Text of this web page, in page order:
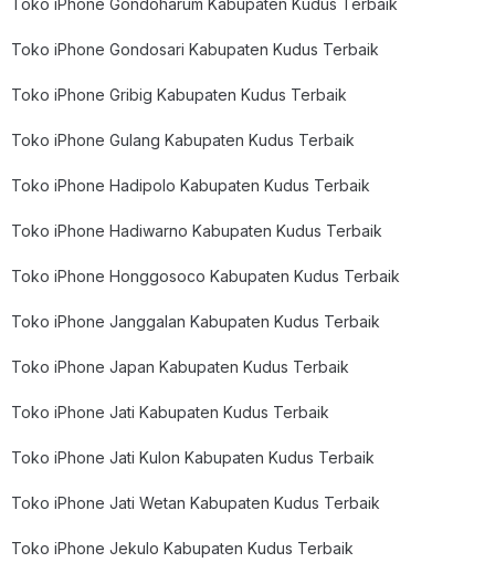
Toko iPhone Gondoharum Kabupaten Kudus Terbaik
Toko iPhone Gondosari Kabupaten Kudus Terbaik
Toko iPhone Gribig Kabupaten Kudus Terbaik
Toko iPhone Gulang Kabupaten Kudus Terbaik
Toko iPhone Hadipolo Kabupaten Kudus Terbaik
Toko iPhone Hadiwarno Kabupaten Kudus Terbaik
Toko iPhone Honggosoco Kabupaten Kudus Terbaik
Toko iPhone Janggalan Kabupaten Kudus Terbaik
Toko iPhone Japan Kabupaten Kudus Terbaik
Toko iPhone Jati Kabupaten Kudus Terbaik
Toko iPhone Jati Kulon Kabupaten Kudus Terbaik
Toko iPhone Jati Wetan Kabupaten Kudus Terbaik
Toko iPhone Jekulo Kabupaten Kudus Terbaik